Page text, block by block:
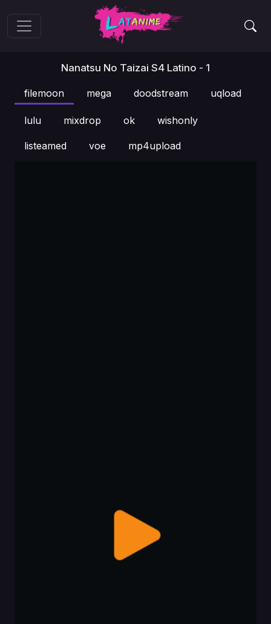
Nanatsu No Taizai S4 Latino - 1
filemoon mega doodstream uqload
lulu mixdrop ok wishonly
listeamed voe mp4upload